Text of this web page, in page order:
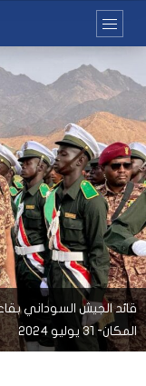
قائد الجيش السوداني
المكان- 31 يوليو 2024